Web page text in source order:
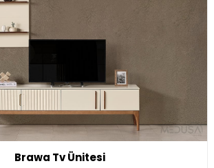
Brawa Tv Ünitesi